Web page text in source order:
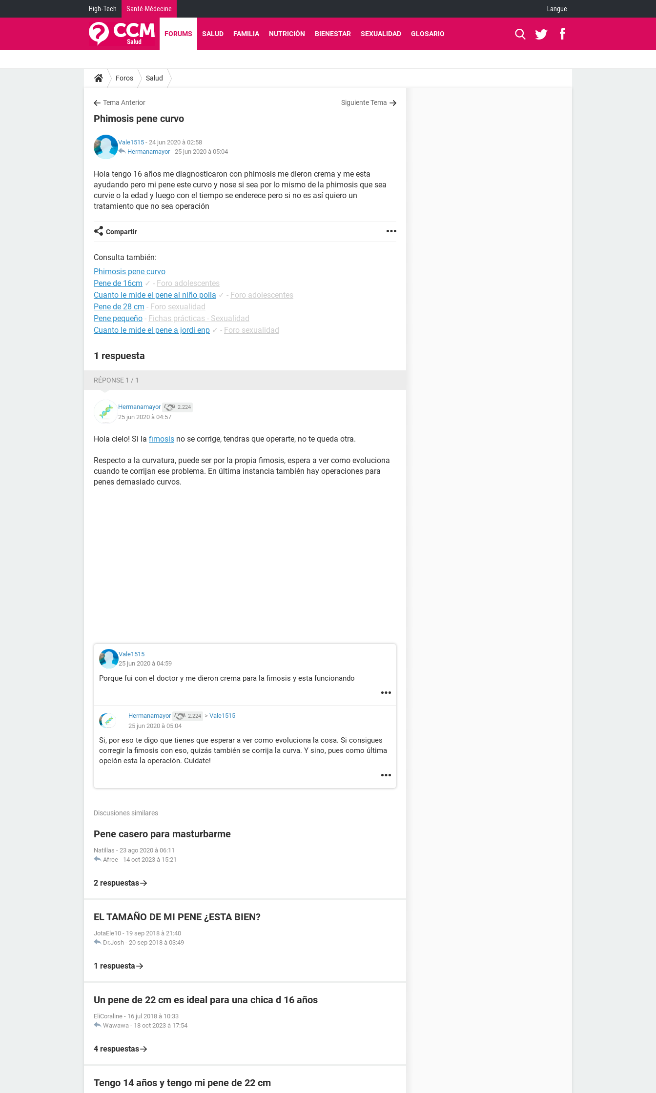
High-Tech Santé-Médecine Langue
FORUMS SALUD FAMILIA NUTRICIÓN BIENESTAR SEXUALIDAD GLOSARIO
Foros Salud
Tema Anterior Siguiente Tema
Phimosis pene curvo
Vale1515 - 24 jun 2020 à 02:58
Hermanamayor- 25 jun 2020 à 05:04
Hola tengo 16 años me diagnosticaron con phimosis me dieron crema y me esta
ayudando pero mi pene este curvo y nose si sea por lo mismo de la phimosis que sea
curvie o la edad y luego con el tiempo se enderece pero si no es así quiero un
tratamiento que no sea operación
Compartir
Consulta también:
Phimosis pene curvo
Pene de 16cm ✓ - Foro adolescentes
Cuanto le mide el pene al niño polla ✓ - Foro adolescentes
Pene de 28 cm - Foro sexualidad
Pene pequeño - Fichas prácticas - Sexualidad
Cuanto le mide el pene a jordi enp ✓ - Foro sexualidad
1 respuesta
RÉPONSE 1 / 1
Hermanamayor 2.224
25 jun 2020 à 04:57
Hola cielo! Si la fimosis no se corrige, tendras que operarte, no te queda otra.
Respecto a la curvatura, puede ser por la propia fimosis, espera a ver como evoluciona
cuando te corrijan ese problema. En última instancia también hay operaciones para
penes demasiado curvos.
Vale1515
25 jun 2020 à 04:59
Porque fui con el doctor y me dieron crema para la fimosis y esta funcionando
Hermanamayor 2.224 > Vale1515
25 jun 2020 à 05:04
Si, por eso te digo que tienes que esperar a ver como evoluciona la cosa. Si consigues
corregir la fimosis con eso, quizás también se corrija la curva. Y sino, pues como última
opción esta la operación. Cuidate!
Discusiones similares
Pene casero para masturbarme
Natillas - 23 ago 2020 à 06:11
Afree - 14 oct 2023 à 15:21
2 respuestas
EL TAMAÑO DE MI PENE ¿ESTA BIEN?
JotaEle10 - 19 sep 2018 à 21:40
Dr.Josh - 20 sep 2018 à 03:49
1 respuesta
Un pene de 22 cm es ideal para una chica d 16 años
EliCoraline - 16 jul 2018 à 10:33
Wawawa - 18 oct 2023 à 17:54
4 respuestas
Tengo 14 años y tengo mi pene de 22 cm